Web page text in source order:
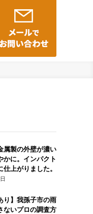
属製の外壁が濃い
かに。インパクト
上がりました。
り】我孫子市の雨
ないプロの調査方